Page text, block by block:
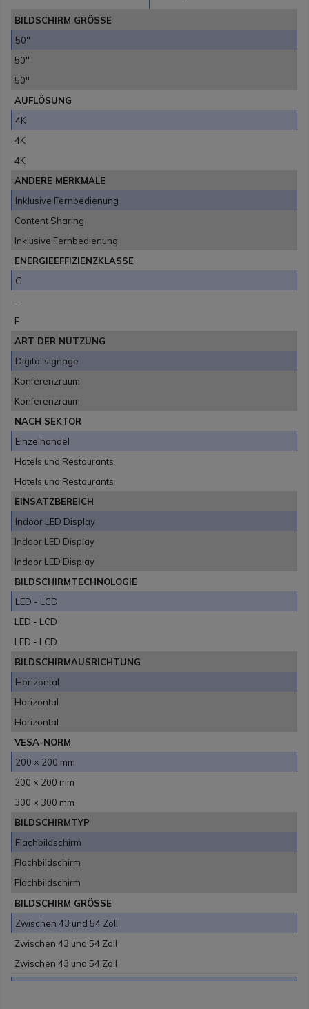
BILDSCHIRM GRÖSSE
50''
50''
50''
AUFLÖSUNG
4K
4K
4K
ANDERE MERKMALE
Inklusive Fernbedienung
Content Sharing
Inklusive Fernbedienung
ENERGIEEFFIZIENZKLASSE
G
--
F
ART DER NUTZUNG
Digital signage
Konferenzraum
Konferenzraum
NACH SEKTOR
Einzelhandel
Hotels und Restaurants
Hotels und Restaurants
EINSATZBEREICH
Indoor LED Display
Indoor LED Display
Indoor LED Display
BILDSCHIRMTECHNOLOGIE
LED - LCD
LED - LCD
LED - LCD
BILDSCHIRMAUSRICHTUNG
Horizontal
Horizontal
Horizontal
VESA-NORM
200 × 200 mm
200 × 200 mm
300 × 300 mm
BILDSCHIRMTYP
Flachbildschirm
Flachbildschirm
Flachbildschirm
BILDSCHIRM GRÖSSE
Zwischen 43 und 54 Zoll
Zwischen 43 und 54 Zoll
Zwischen 43 und 54 Zoll